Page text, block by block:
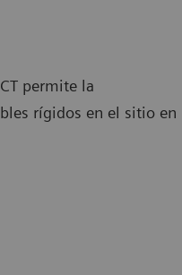
permite la
rígidos en el sitio en